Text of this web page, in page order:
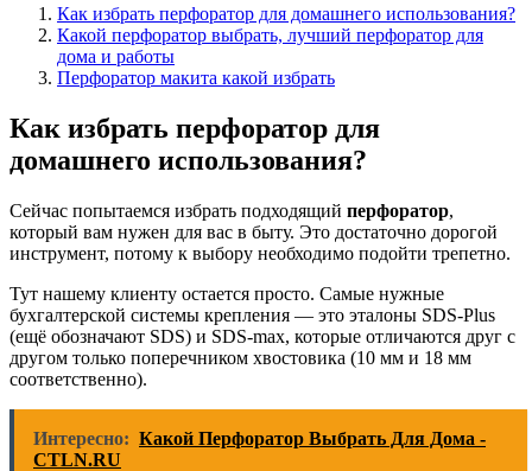
Как избрать перфоратор для домашнего использования?
Какой перфоратор выбрать, лучший перфоратор для
дома и работы
Перфоратор макита какой избрать
Как избрать перфоратор для
домашнего использования?
Сейчас попытаемся избрать подходящий перфоратор,
который вам нужен для вас в быту. Это достаточно дорогой
инструмент, потому к выбору необходимо подойти трепетно.
Тут нашему клиенту остается просто. Самые нужные
бухгалтерской системы крепления — это эталоны SDS-Plus
(ещё обозначают SDS) и SDS-max, которые отличаются друг с
другом только поперечником хвостовика (10 мм и 18 мм
соответственно).
Интересно: Какой Перфоратор Выбрать Для Дома -
CTLN.RU